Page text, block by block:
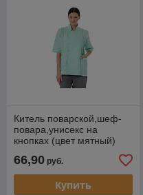
Китель поварской,шеф-
повара,унисекс на
кнопках (цвет мятный)
66,90 руб.
Купить